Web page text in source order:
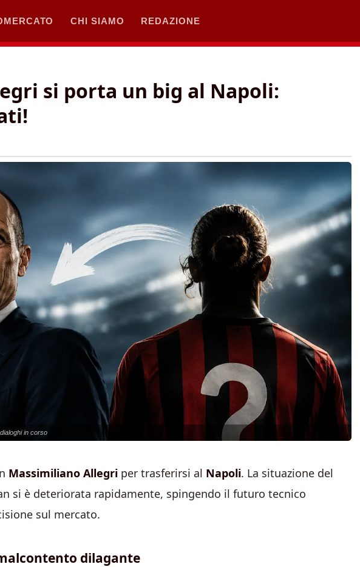
CHI SIAMO REDAZIONE
si porta un big al Napoli:
in corso
Massimiliano Allegri per trasferirsi al Napoli. La situazione del
si è deteriorata rapidamente, spingendo il futuro tecnico
sul mercato.
dilagante